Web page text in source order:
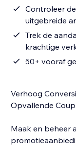
Controleer
uitgebreide
Trek de
krachtige
50+ vooraf
Verhoog
Opvallende
Maak en beheer